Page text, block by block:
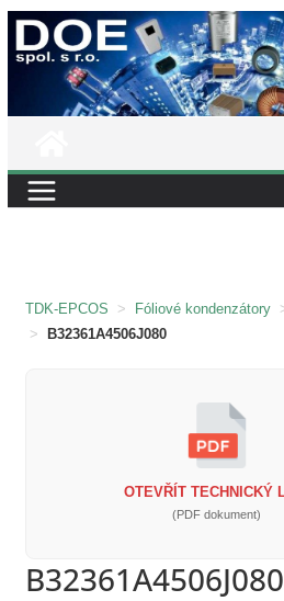
Přeskočit
na
TDK-EPCOS > Fóliové kondenzátory
> B32361A4506J080
OTEVŘÍT TECHNICKÝ
(PDF dokument)
B32361A4506J080